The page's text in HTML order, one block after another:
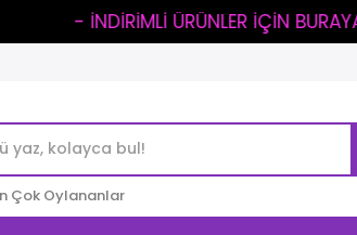
- İNDİRİMLİ ÜRÜNLER İÇİN BURAYA TIKLA -
Çok Oylananlar